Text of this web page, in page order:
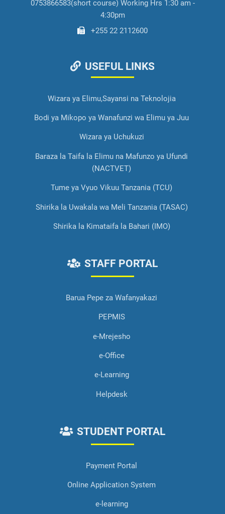
0753866583(short course) Working Hrs 1:30 am -
4:30pm
+255 22 2112600
USEFUL LINKS
Wizara ya Elimu,Sayansi na Teknolojia
Bodi ya Mikopo ya Wanafunzi wa Elimu ya Juu
Wizara ya Uchukuzi
Baraza la Taifa la Elimu na Mafunzo ya Ufundi
(NACTVET)
Tume ya Vyuo Vikuu Tanzania (TCU)
Shirika la Uwakala wa Meli Tanzania (TASAC)
Shirika la Kimataifa la Bahari (IMO)
STAFF PORTAL
Barua Pepe za Wafanyakazi
PEPMIS
e-Mrejesho
e-Office
e-Learning
Helpdesk
STUDENT PORTAL
Payment Portal
Online Application System
e-learning